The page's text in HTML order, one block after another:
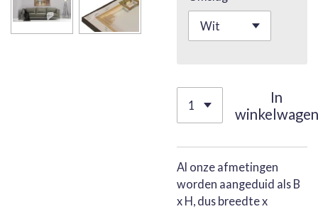
In
winkelwagen
Al onze afmetingen
worden aangeduid als B
x H, dus breedte x